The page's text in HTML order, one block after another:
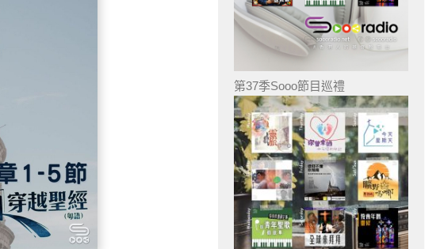
第37季Sooo節目巡禮